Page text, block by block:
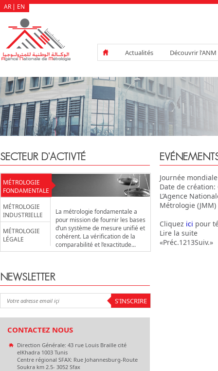
AR EN
Actualités Découvrir l'ANM
SECTEUR D'ACTIVTÉ
MÉTROLOGIE
FONDAMENTALE
MÉTROLOGIE
INDUSTRIELLE
MÉTROLOGIE
LÉGALE
La métrologie fondamentale a
pour mission de fournir les bases
d’un système de mesure unifié et
cohérent. La vérification de la
comparabilité et l’exactitude...
NEWSLETTER
CONTACTEZ NOUS
Direction Générale: 43 rue Louis Braille cité
elKhadra 1003 Tunis
Centre régional SFAX: Rue Johannesburg-Route
Soukra km 2.5- 3052 Sfax
Journée
Date de création:
L’Agence
Métrologie (JMM)
Cliquez ici pour
Lire la suite
«Préc.1213Suiv.»